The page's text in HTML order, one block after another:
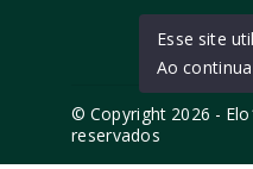
© Copyright 2026 -
reservados
Esse site
Ao